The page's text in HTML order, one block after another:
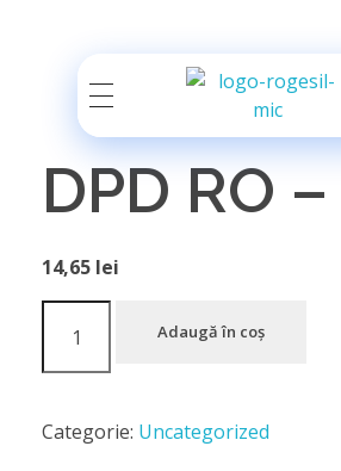
Rogesil
Curierul tău online!
DPD RO
14,65 lei
Adaugă în coș
Categorie: Uncategorized